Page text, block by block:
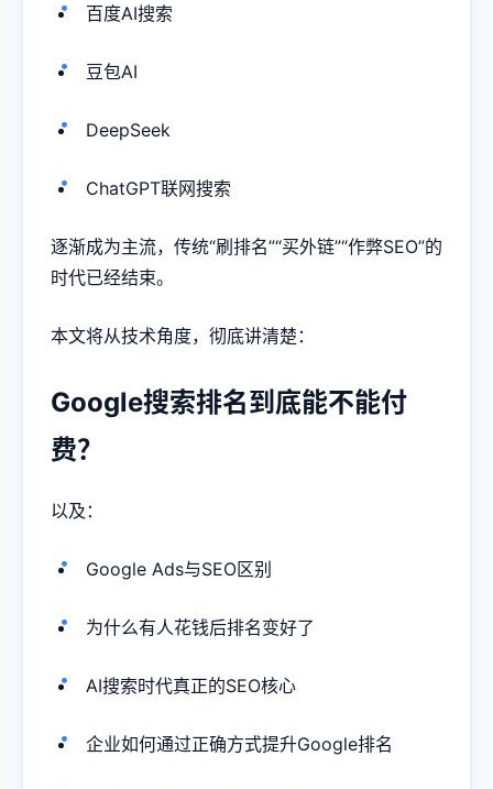
百度AI搜索
豆包AI
DeepSeek
ChatGPT联网搜索
逐渐成为主流，传统“刷排名”“买外链”“作弊SEO”的
时代已经结束。
本文将从技术角度，彻底讲清楚：
Google搜索排名到底能不能付
费？
以及：
Google Ads与SEO区别
为什么有人花钱后排名变好了
AI搜索时代真正的SEO核心
企业如何通过正确方式提升Google排名